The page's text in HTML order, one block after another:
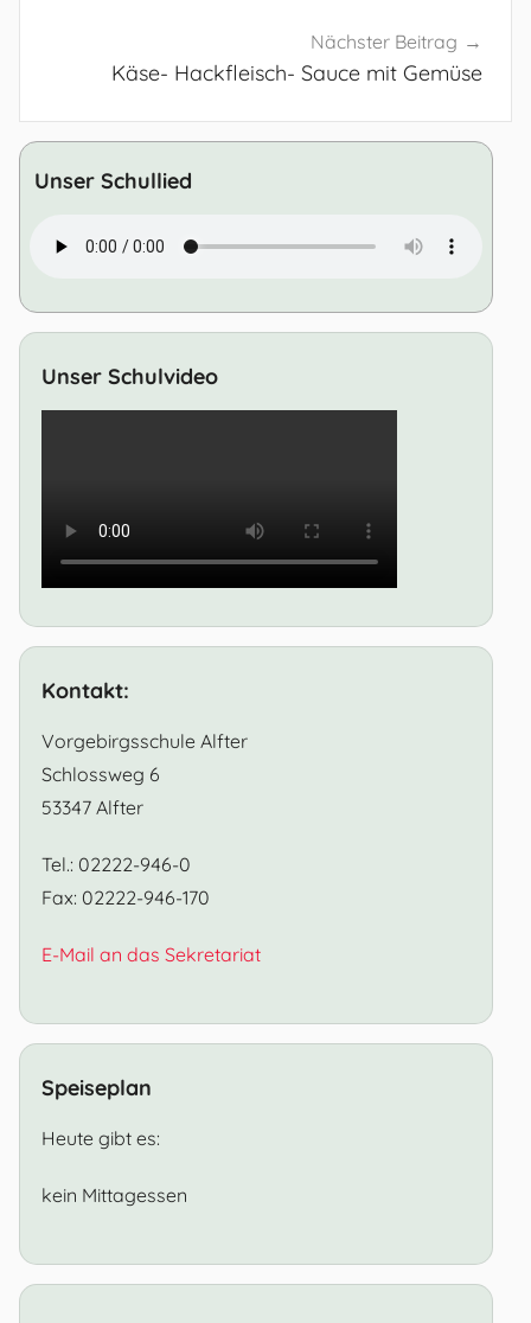
Nächster Beitrag
Käse- Hackfleisch- Sauce mit Gemüse
Unser Schullied
Unser Schulvideo
Kontakt:
Vorgebirgsschule Alfter
Schlossweg 6
53347 Alfter
Tel.: 02222-946-0
Fax: 02222-946-170
E-Mail an das Sekretariat
Speiseplan
Heute gibt es:
kein Mittagessen